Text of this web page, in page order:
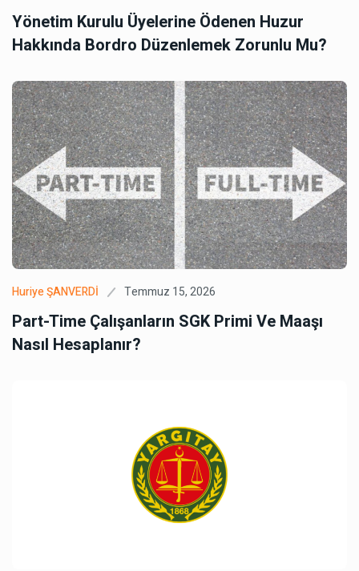
Yönetim Kurulu Üyelerine Ödenen Huzur
Hakkında Bordro Düzenlemek Zorunlu Mu?
Huriye ŞANVERDİ Temmuz 15, 2026
Part-Time Çalışanların SGK Primi Ve Maaşı
Nasıl Hesaplanır?